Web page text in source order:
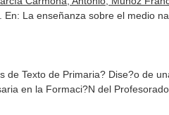
En: La enseñanza sobre el medio
Texto de Primaria? Dise?o de
en la Formaci?N del Profesorado